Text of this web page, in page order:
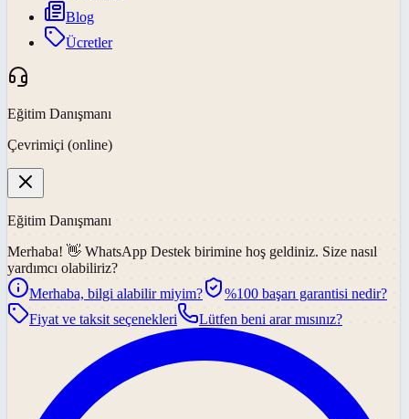
Blog
Ücretler
Eğitim Danışmanı
Çevrimiçi (online)
Eğitim Danışmanı
Merhaba! 👋 WhatsApp Destek birimine hoş geldiniz. Size nasıl
yardımcı olabiliriz?
Merhaba, bilgi alabilir miyim?
%100 başarı garantisi nedir?
Fiyat ve taksit seçenekleri
Lütfen beni arar mısınız?